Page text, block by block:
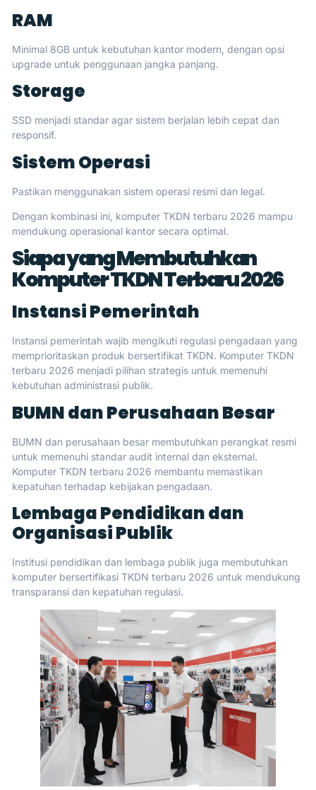
RAM
Minimal 8GB untuk kebutuhan kantor modern, dengan opsi
upgrade untuk penggunaan jangka panjang.
Storage
SSD menjadi standar agar sistem berjalan lebih cepat dan
responsif.
Sistem Operasi
Pastikan menggunakan sistem operasi resmi dan legal.
Dengan kombinasi ini, komputer TKDN terbaru 2026 mampu
mendukung operasional kantor secara optimal.
Siapa yang Membutuhkan
Komputer TKDN Terbaru 2026
Instansi Pemerintah
Instansi pemerintah wajib mengikuti regulasi pengadaan yang
memprioritaskan produk bersertifikat TKDN. Komputer TKDN
terbaru 2026 menjadi pilihan strategis untuk memenuhi
kebutuhan administrasi publik.
BUMN dan Perusahaan Besar
BUMN dan perusahaan besar membutuhkan perangkat resmi
untuk memenuhi standar audit internal dan eksternal.
Komputer TKDN terbaru 2026 membantu memastikan
kepatuhan terhadap kebijakan pengadaan.
Lembaga Pendidikan dan
Organisasi Publik
Institusi pendidikan dan lembaga publik juga membutuhkan
komputer bersertifikasi TKDN terbaru 2026 untuk mendukung
transparansi dan kepatuhan regulasi.